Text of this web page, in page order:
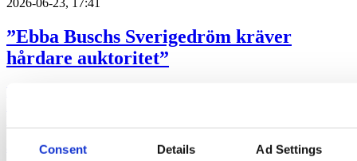
Consent Details Ad Settings
2026-06-23, 17:41
”Ebba Buschs Sverigedröm kräver
hårdare auktoritet”
Retorikkonsulten Camilla Eriksson analyserar partiledartalen i
almedalen 2026politik